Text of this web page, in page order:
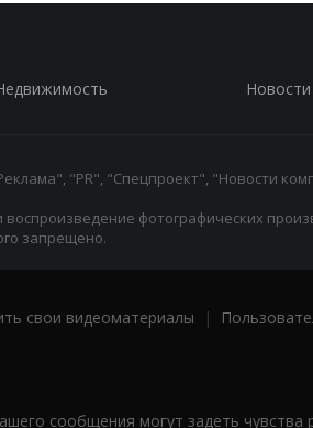
Новости
"PR", "Спецпроект", "Новости
фотографических
запрещено.
свои видеоматериалы |
сообщения могут задеть чувства